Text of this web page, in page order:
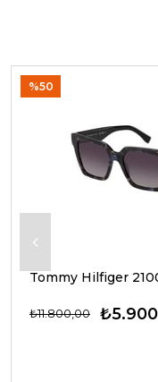
₺11.800,00
%50